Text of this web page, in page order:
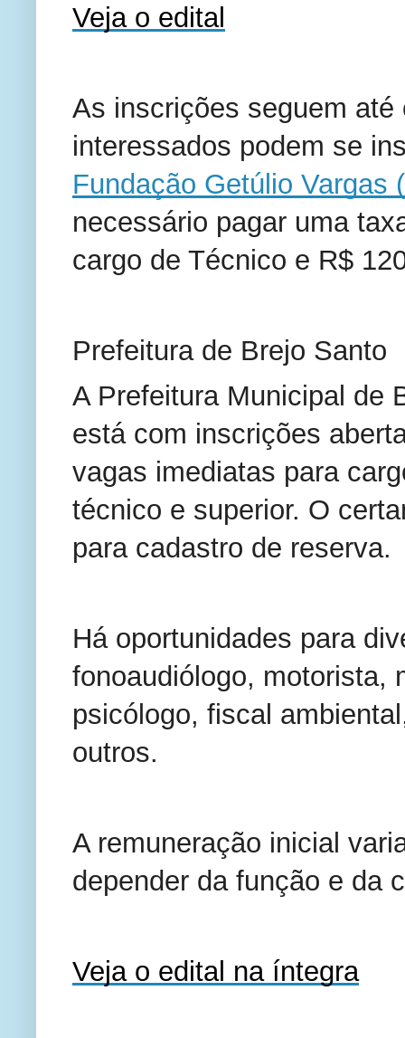
Veja o edital
As inscrições seguem
interessados podem se
Fundação Getúlio Vargas
necessário pagar uma
cargo de Técnico e R$
Prefeitura de Brejo Santo
A Prefeitura Municipal de
está com inscrições
vagas imediatas para
técnico e superior. O
para cadastro de reserva.
Há oportunidades para
fonoaudiólogo, motorista,
psicólogo, fiscal
outros.
A remuneração inicial
depender da função e da
Veja o edital na íntegra